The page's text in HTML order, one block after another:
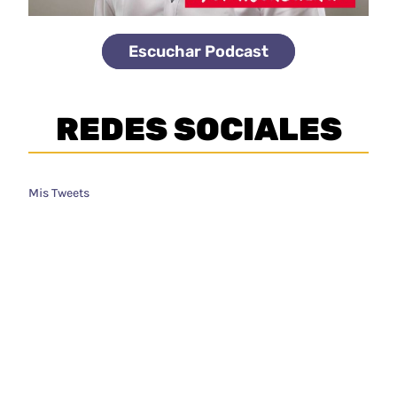
Escuchar Podcast
REDES SOCIALES
Mis Tweets